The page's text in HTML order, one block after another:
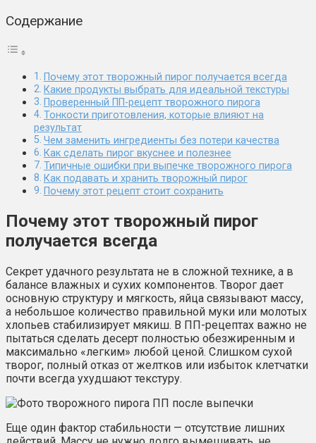
Содержание
Почему этот творожный пирог получается всегда
Какие продукты выбрать для идеальной текстуры
Проверенный ПП-рецепт творожного пирога
Тонкости приготовления, которые влияют на
результат
Чем заменить ингредиенты без потери качества
Как сделать пирог вкуснее и полезнее
Типичные ошибки при выпечке творожного пирога
Как подавать и хранить творожный пирог
Почему этот рецепт стоит сохранить
Почему этот творожный пирог
получается всегда
Секрет удачного результата не в сложной технике, а в
балансе влажных и сухих компонентов. Творог дает
основную структуру и мягкость, яйца связывают массу,
а небольшое количество правильной муки или молотых
хлопьев стабилизирует мякиш. В ПП-рецептах важно не
пытаться сделать десерт полностью обезжиренным и
максимально «легким» любой ценой. Слишком сухой
творог, полный отказ от желтков или избыток клетчатки
почти всегда ухудшают текстуру.
Еще один фактор стабильности — отсутствие лишних